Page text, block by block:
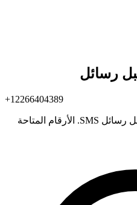
رسائل
+12266404389
تم إيقاف هذا الرقم ولم يعد يستقبل رسائل SMS. الأرقام المتاحة